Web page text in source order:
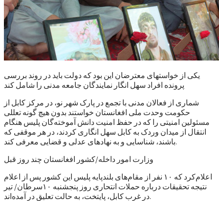
یکی از خواستهای معترضان این بود که دولت باید در روند بررسی
پرونده افراد سهل انگار نمایندگان جامعه مدنی را شامل کند
شماری از فعالان مدنی با تجمع در پارک شهر نو، در مرکز کابل از
حکومت وحدت ملی افغانستان خواستند بدون هیچ گونه تعللی
مسئولین امنیتی را که در حفظ امنیت دانش آموخته‌گان پلیس هنگام
انتقال از میدان وردک به کابل سهل انگاری کردند، در هر موقفی که
باشند، شناسایی و به نهادهای عدلی و قضایی معرفی کند.
وزارت امور داخله/کشور افغانستان چند روز قبل
اعلام‌کرد که ۱۰ نفر از مقام‌های بلند‌پایه پلیس این کشور پس از اعلام
نتیجه تحقیقات درباره حملات انتحاری روز پنجشنبه ۱۰سرطان/ تیر
در غرب کابل، پایتخت، به حالت تعلیق در آمده‌اند.